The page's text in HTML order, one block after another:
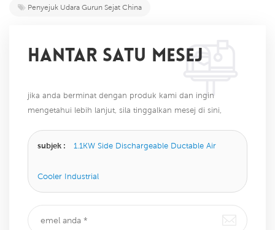
Penyejuk Udara Gurun Sejat China
HANTAR SATU MESEJ
jika anda berminat dengan produk kami dan ingin
mengetahui lebih lanjut, sila tinggalkan mesej di sini,
subjek : 1.1KW Side Dischargeable Ductable Air
Cooler Industrial